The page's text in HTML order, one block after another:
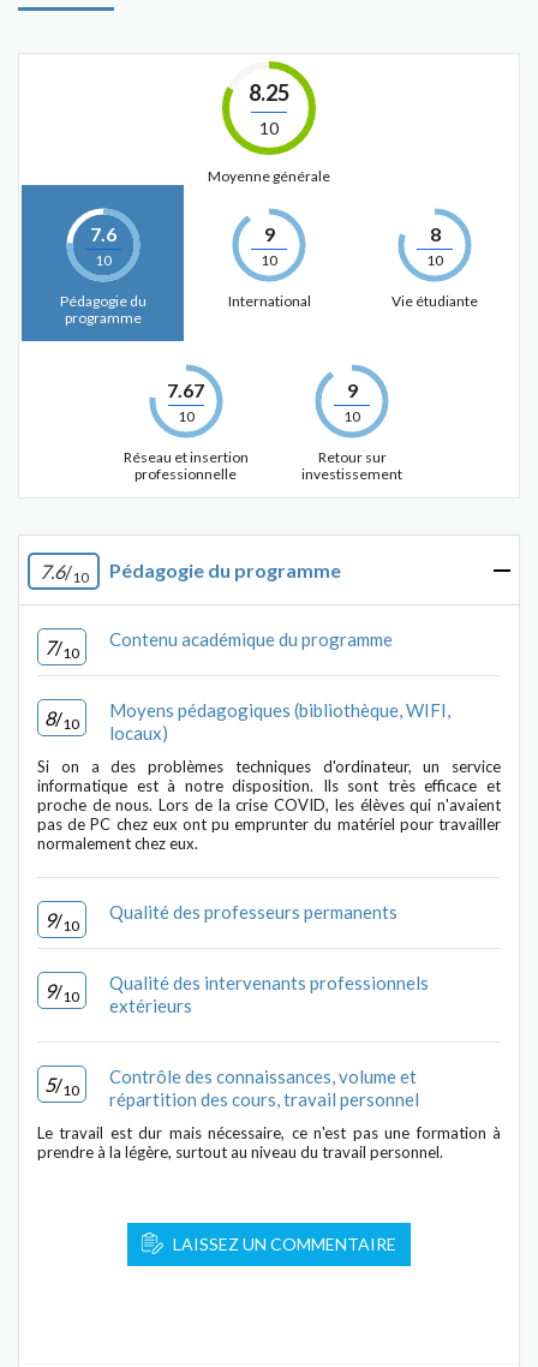
8.25
10
Moyenne générale
7.6
10
Pédagogie du
programme
9
10
International
8
10
Vie étudiante
7.67
10
Réseau et insertion
professionnelle
9
10
Retour sur
investissement
7.6/10 Pédagogie du programme
7/10
Contenu académique du programme
8/10
Moyens pédagogiques (bibliothèque, WIFI,
locaux)
Si on a des problèmes techniques d'ordinateur, un service
informatique est à notre disposition. Ils sont très efficace et
proche de nous. Lors de la crise COVID, les élèves qui n'avaient
pas de PC chez eux ont pu emprunter du matériel pour travailler
normalement chez eux.
9/10
Qualité des professeurs permanents
9/10
Qualité des intervenants professionnels
extérieurs
5/10
Contrôle des connaissances, volume et
répartition des cours, travail personnel
Le travail est dur mais nécessaire, ce n'est pas une formation à
prendre à la légère, surtout au niveau du travail personnel.
LAISSEZ UN COMMENTAIRE